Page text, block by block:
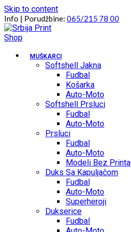
Skip to content
Info | Porudžbine: 065/215 78 00
MUŠKARCI
Softshell Jakna
Fudbal
Košarka
Auto-Moto
Softshell Prsluci
Fudbal
Auto-Moto
Prsluci
Fudbal
Auto-Moto
Modeli Bez Printa
Duks Sa Kapuljačom
Fudbal
Auto-Moto
Superheroji
Dukserice
Fudbal